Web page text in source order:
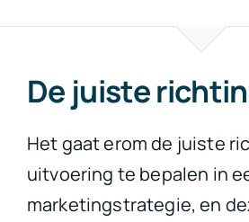
De juiste
Het gaat erom de juiste
uitvoering te bepalen in
marketingstrategie, en